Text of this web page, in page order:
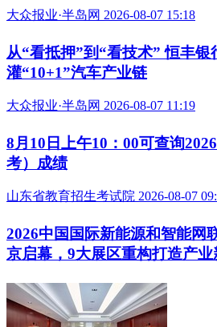
大众报业·半岛网 2026-08-07 15:18
从“看抵押”到“看技术” 恒丰
灌“10+1”汽车产业链
大众报业·半岛网 2026-08-07 11:19
8月10日上午10：00可查询
考）成绩
山东省教育招生考试院 2026-08-07
2026中国国际新能源和智能网
京启幕，9大展区重构打造产业